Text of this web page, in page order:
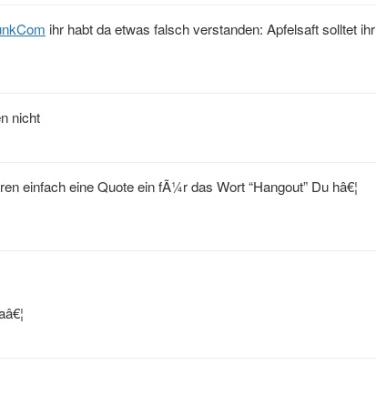
ihr habt da etwas falsch verstanden: Apfelsaft solltet ihr
nicht
einfach eine Quote ein fÃ¼r das Wort “Hangout” Du hâ€¦